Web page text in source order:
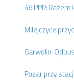
46.PPP: Razem
Milejczyce
Garwolin:
Pożar przy